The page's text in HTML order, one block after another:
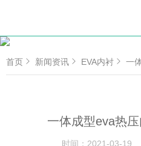
首页 新闻资讯 EVA内衬 一
一体成型eva热
时间： 2021-03-19